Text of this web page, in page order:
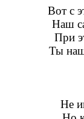
Вот с
Наш
При
Ты
Не